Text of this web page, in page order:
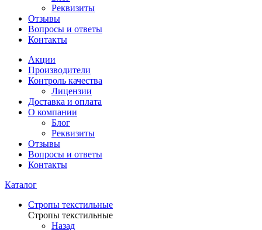
Реквизиты
Отзывы
Вопросы и ответы
Контакты
Акции
Производители
Контроль качества
Лицензии
Доставка и оплата
О компании
Блог
Реквизиты
Отзывы
Вопросы и ответы
Контакты
Каталог
Стропы текстильные
Стропы текстильные
Назад